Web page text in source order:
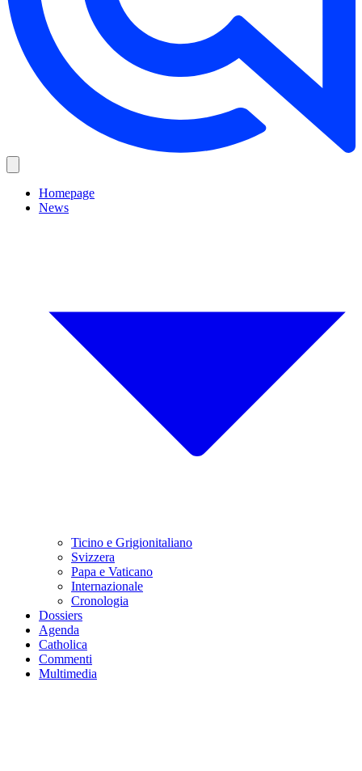
Homepage
News
Ticino e Grigionitaliano
Svizzera
Papa e Vaticano
Internazionale
Cronologia
Dossiers
Agenda
Catholica
Commenti
Multimedia